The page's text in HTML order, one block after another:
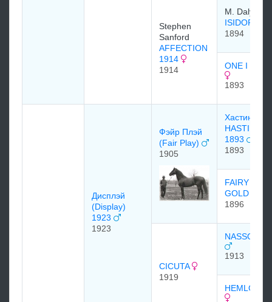
Stephen
Sanford
AFFECTION
1914
1914
M. Daly
ISIDOR
1894
ONE I LOVE
1893
Диcплэй
(Display)
1923
1923
Фэйр Плэй
(Fair Play)
1905
Хастингс
HASTINGS
1893
1893
FAIRY
GOLD
1896
CICUTA
1919
1913
HEMLOCK